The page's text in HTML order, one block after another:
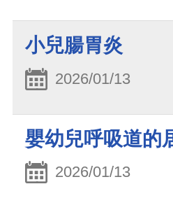
小兒腸胃炎
2026/01/13
嬰幼兒呼吸道的
2026/01/13